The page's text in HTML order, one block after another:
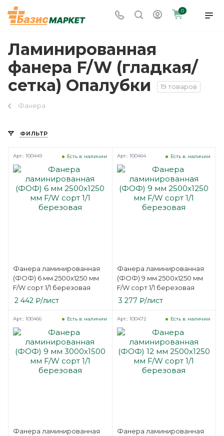
0
Ламинированная
фанера F/W (гладкая/
сетка) Опалубки
19 товаров
Фанера
ФИЛЬТР
Фанера ламинированная
(ФОФ) 6 мм 2500х1250 мм
F/W сорт 1/1 березовая
Есть в наличии
Арт.: 100449
2 442 ₽/лист
Фанера ламинированная
(ФОФ) 9 мм 2500х1250 мм
F/W сорт 1/1 березовая
Есть в наличии
Арт.: 100464
3 277 ₽/лист
Фанера ламинированная
Есть в наличии
Арт.: 100466
Фанера ламинированная
Есть в наличии
Арт.: 100472